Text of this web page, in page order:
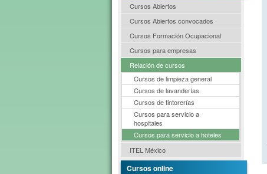
Cursos Abiertos
Cursos Abiertos convocados
Cursos Formación Ocupacional
Cursos para empresas
Relación de cursos
Cursos de limpieza general
Cursos de lavanderías
Cursos de tintorerías
Cursos para servicio a
hospitales
Cursos para servicio a hoteles
ITEL México
Cursos online